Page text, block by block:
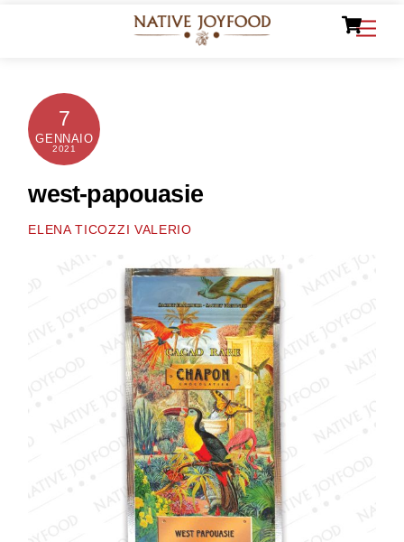
7
GENNAIO
2021
west-papouasie
ELENA TICOZZI VALERIO